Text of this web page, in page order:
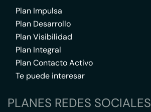
Plan Impulsa
Plan Desarrollo
Plan Visibilidad
Plan Integral
Plan Contacto Activo
Te puede interesar
PLANES REDES SOCIALES